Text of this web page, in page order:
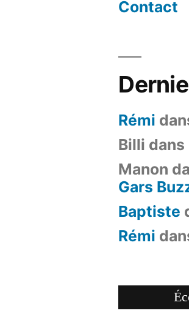
Contact
Rémi
Billi dans
Manon
Gars
Baptiste
Rémi